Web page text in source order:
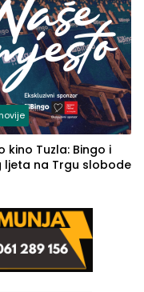
kino Tuzla: Bingo i
ljeta na Trgu slobode